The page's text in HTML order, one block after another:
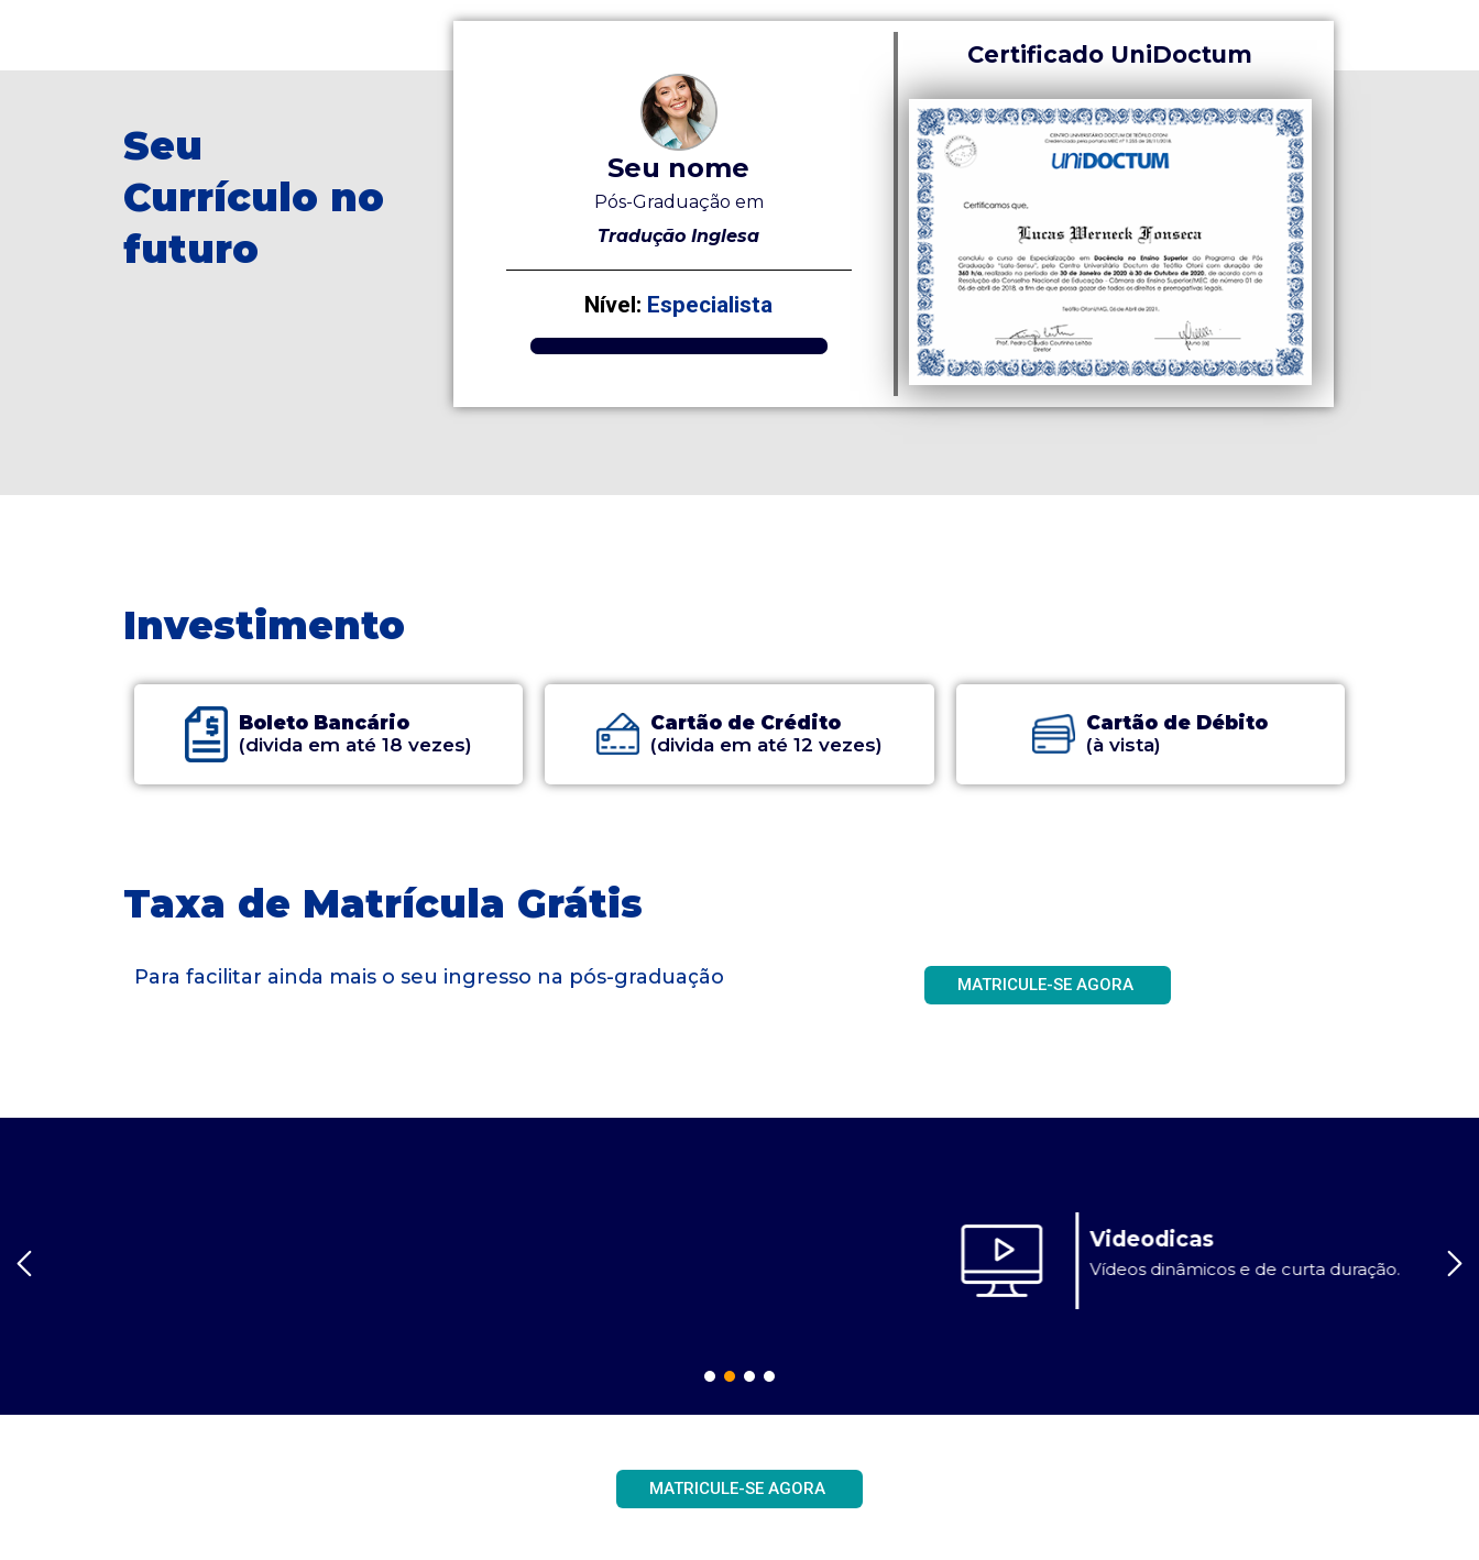
Seu
Currículo no
futuro
Seu nome
Pós-Graduação em
Tradução Inglesa
Nível: Especialista
Certificado UniDoctum
Investimento
Boleto Bancário
(divida em até 18 vezes)
Cartão de Crédito
(divida em até 12 vezes)
Cartão de Débito
(à vista)
Taxa de Matrícula Grátis
Para facilitar ainda mais o seu ingresso na pós-graduação MATRICULE-SE AGORA
MATRICULE-SE AGORA